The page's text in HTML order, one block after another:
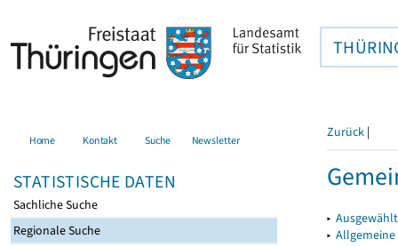
Home Kontakt Suche Newsletter
STATISTISCHE DATEN
Sachliche Suche
Regionale Suche
Zurück |
▸
▸